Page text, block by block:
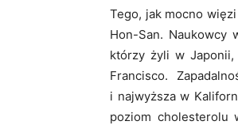
Tego, jak mocno
Hon-San. Naukowcy
którzy żyli w
Francisco.
i najwyższa w
poziom cholesterolu